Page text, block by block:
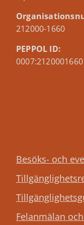
212000-1660
PEPPOL ID:
0007:2120001660
Besöks- och
Felanmälan